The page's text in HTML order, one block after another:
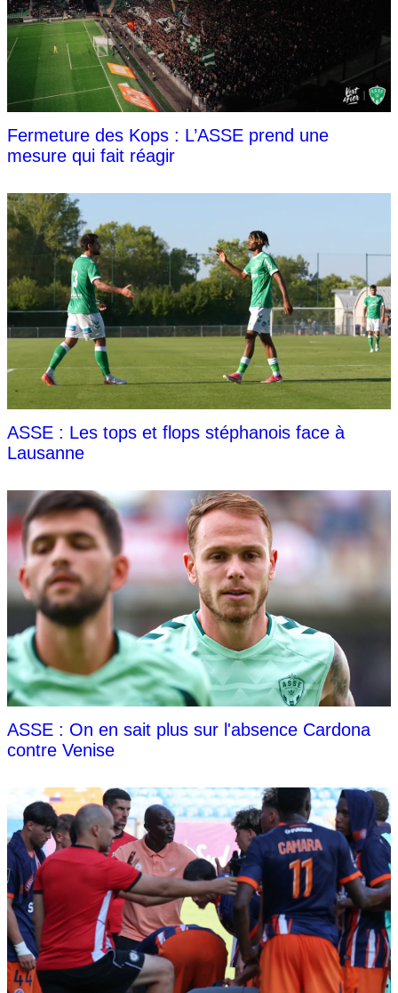
Fermeture des Kops : L’ASSE prend une
mesure qui fait réagir
ASSE : Les tops et flops stéphanois face à
Lausanne
ASSE : On en sait plus sur l'absence Cardona
contre Venise